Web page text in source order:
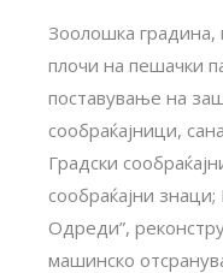
Зоолошка
плочи на пешачки
поставување на
сообраќајници,
Градски
сообраќајни
Одреди”,
машинско